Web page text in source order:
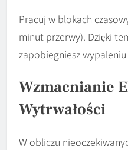
Pracuj w blokach
minut przerwy). Dzięki
zapobiegniesz wypaleniu
Wzmacnianie
Wytrwałości
W obliczu